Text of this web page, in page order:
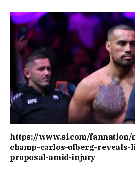
https://www.si.com/fannation/
champ-carlos-ulberg-
proposal-amid-injury